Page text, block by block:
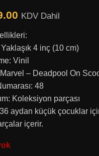
KDV Dahil
4 inç (10 cm)
Vinil
– Deadpool On
48
Koleksiyon parçası
aydan küçük çocuklar
içerir.